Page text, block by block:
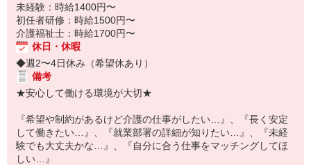
未経験：時給1400円〜
初任者研修：時給1500円〜
介護福祉士：時給1700円〜
休日・休暇
◆週2〜4日休み（希望休あり）
備考
★安心して働ける環境が大切★
『希望や制約があるけど介護の仕事がしたい…』、『長く安定
して働きたい…』、『就業部署の詳細が知りたい…』、『未経
験でも大丈夫かな…』、『自分に合う仕事をマッチングしてほ
しい…』